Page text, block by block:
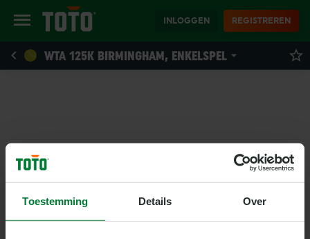
Toestemming Details Over
INLOGGEN REGISTREREN
WTA 125K BIRMINGHAM, ENKELSPEL